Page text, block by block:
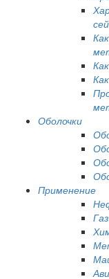
Оболочки
Применение